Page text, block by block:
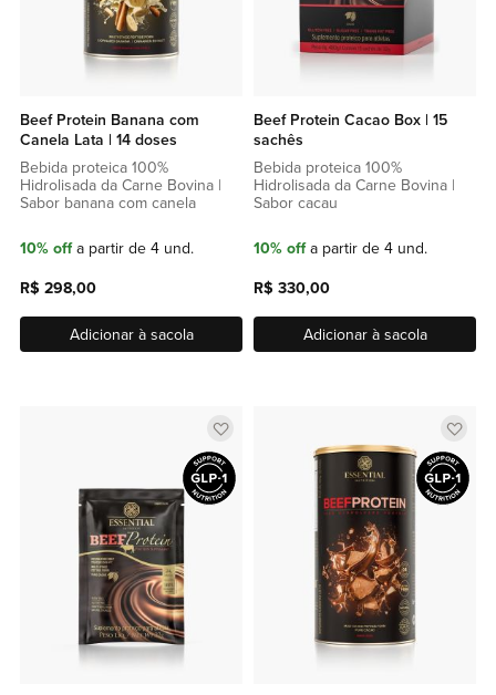
Beef Protein Banana com
Canela Lata | 14 doses
Bebida proteica 100%
Hidrolisada da Carne Bovina |
Sabor banana com canela
10% offa partir de 4 und.
R$ 298,00
Adicionar à sacola
Beef Protein Cacao Box | 15
sachês
Bebida proteica 100%
Hidrolisada da Carne Bovina |
Sabor cacau
10% offa partir de 4 und.
R$ 330,00
Adicionar à sacola
Adicionar
a
lista
de
a
lista
de